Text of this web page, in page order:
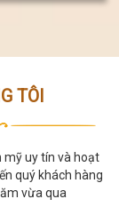
TÔI
uy tín và hoạt
quý khách hàng
vừa qua